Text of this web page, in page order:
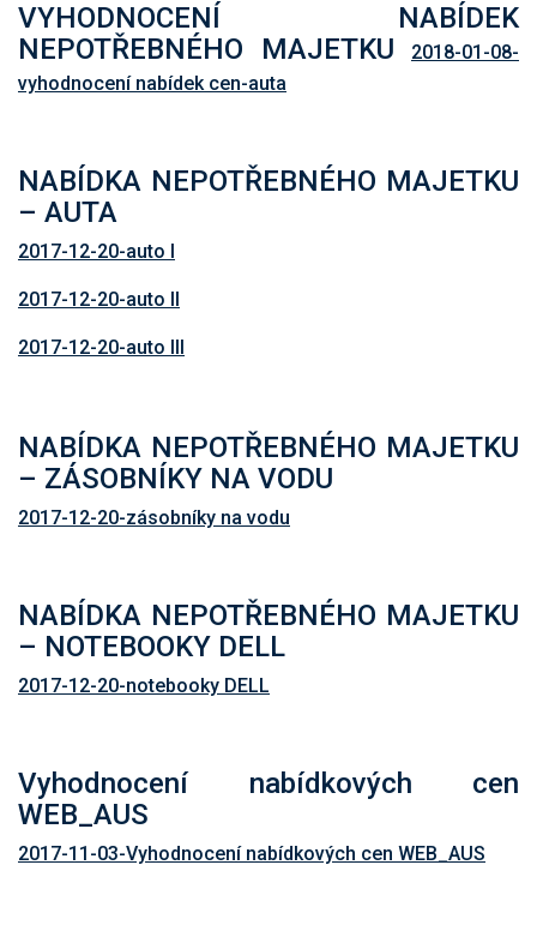
VYHODNOCENÍ NABÍDEK
NEPOTŘEBNÉHO MAJETKU
2018-01-08-
vyhodnocení nabídek cen-auta
NABÍDKA NEPOTŘEBNÉHO MAJETKU
– AUTA
2017-12-20-auto I
2017-12-20-auto II
2017-12-20-auto III
NABÍDKA NEPOTŘEBNÉHO MAJETKU
– ZÁSOBNÍKY NA VODU
2017-12-20-zásobníky na vodu
NABÍDKA NEPOTŘEBNÉHO MAJETKU
– NOTEBOOKY DELL
2017-12-20-notebooky DELL
Vyhodnocení nabídkových cen
WEB_AUS
2017-11-03-Vyhodnocení nabídkových cen WEB_AUS